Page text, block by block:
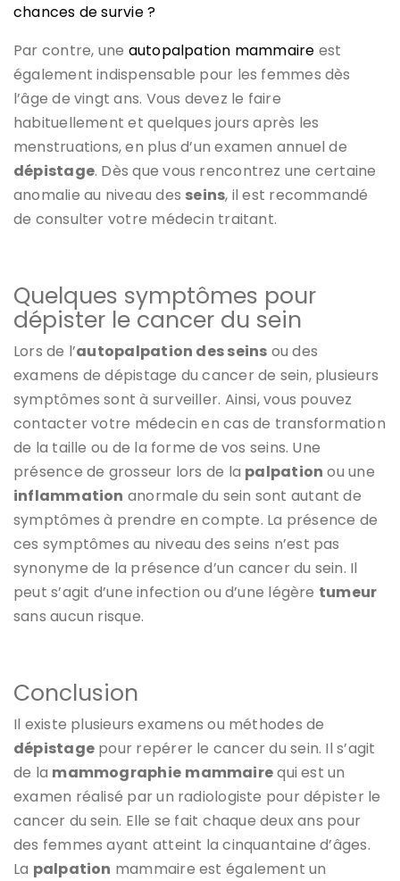
chances de survie ?
Par contre, une autopalpation mammaire est
également indispensable pour les femmes dès
l’âge de vingt ans. Vous devez le faire
habituellement et quelques jours après les
menstruations, en plus d’un examen annuel de
dépistage. Dès que vous rencontrez une certaine
anomalie au niveau des seins, il est recommandé
de consulter votre médecin traitant.
Quelques symptômes pour
dépister le cancer du sein
Lors de l’autopalpation des seins ou des
examens de dépistage du cancer de sein, plusieurs
symptômes sont à surveiller. Ainsi, vous pouvez
contacter votre médecin en cas de transformation
de la taille ou de la forme de vos seins. Une
présence de grosseur lors de la palpation ou une
inflammation anormale du sein sont autant de
symptômes à prendre en compte. La présence de
ces symptômes au niveau des seins n’est pas
synonyme de la présence d’un cancer du sein. Il
peut s’agit d’une infection ou d’une légère tumeur
sans aucun risque.
Conclusion
Il existe plusieurs examens ou méthodes de
dépistage pour repérer le cancer du sein. Il s’agit
de la mammographie mammairequi est un
examen réalisé par un radiologiste pour dépister le
cancer du sein. Elle se fait chaque deux ans pour
des femmes ayant atteint la cinquantaine d’âges.
La palpation mammaire est également un